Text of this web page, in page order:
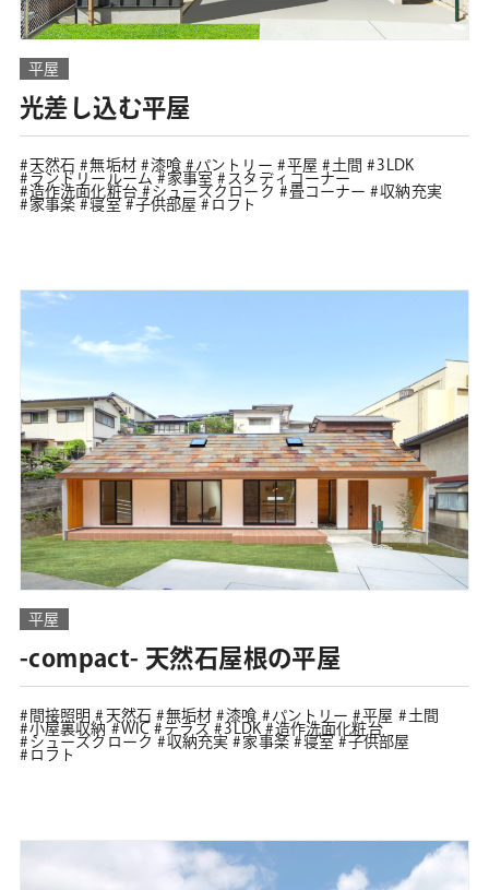
平屋
光差し込む平屋
天然石 無垢材 漆喰 パントリー 平屋 土間
3LDK
ランドリールーム
家事室
スタディコーナー
造作洗面化粧台
シューズクローク 畳コーナー
収納充実
家事楽
寝室 子供部屋 ロフト
平屋
-compact- 天然石屋根の平屋
間接照明 天然石 無垢材 漆喰 パントリー 平屋
土間
小屋裏収納
WIC テラス 3LDK
造作洗面化粧台
シューズクローク
収納充実 家事楽 寝室
子供部屋
ロフト